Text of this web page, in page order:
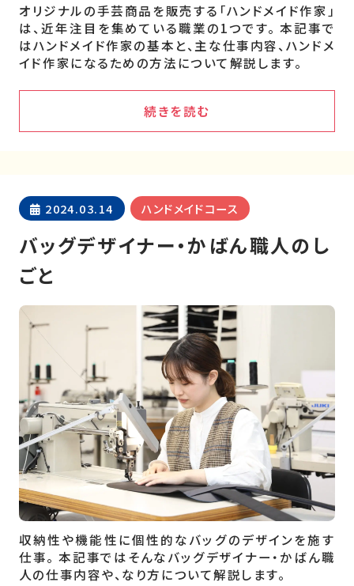
オリジナルの手芸商品を販売する「ハンドメイド作家」
は、近年注目を集めている職業の1つです。 本記事で
はハンドメイド作家の基本と、主な仕事内容、ハンドメ
イド作家になるための方法について解説します。
続きを読む
2024.03.14 ハンドメイドコース
バッグデザイナー・かばん職人のし
ごと
収納性や機能性に個性的なバッグのデザインを施す
仕事。 本記事ではそんなバッグデザイナー・かばん職
人の仕事内容や、なり方について解説します。